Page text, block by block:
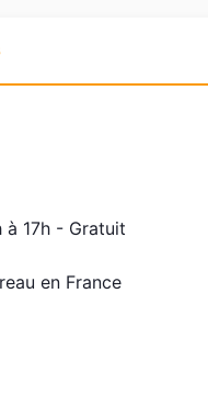
à 17h - Gratuit
en France